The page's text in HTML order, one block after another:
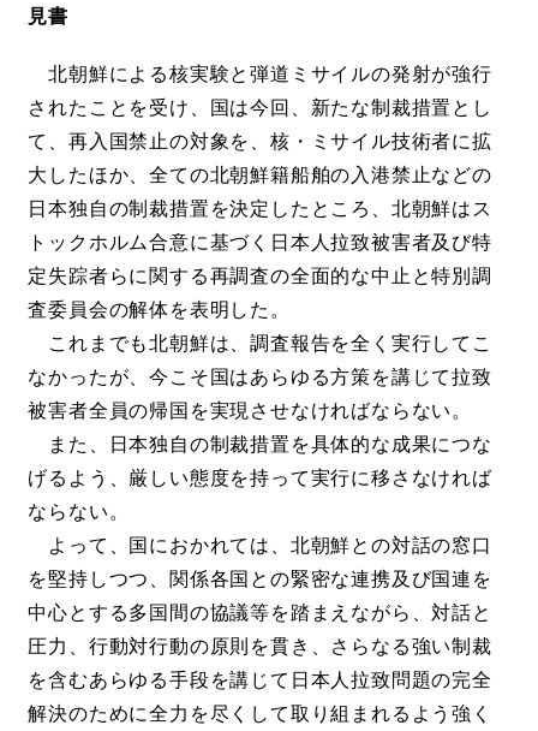
見書
北朝鮮による核実験と弾道ミサイルの発射が強行
されたことを受け、国は今回、新たな制裁措置とし
て、再入国禁止の対象を、核・ミサイル技術者に拡
大したほか、全ての北朝鮮籍船舶の入港禁止などの
日本独自の制裁措置を決定したところ、北朝鮮はス
トックホルム合意に基づく日本人拉致被害者及び特
定失踪者らに関する再調査の全面的な中止と特別調
査委員会の解体を表明した。
これまでも北朝鮮は、調査報告を全く実行してこ
なかったが、今こそ国はあらゆる方策を講じて拉致
被害者全員の帰国を実現させなければならない。
また、日本独自の制裁措置を具体的な成果につな
げるよう、厳しい態度を持って実行に移さなければ
ならない。
よって、国におかれては、北朝鮮との対話の窓口
を堅持しつつ、関係各国との緊密な連携及び国連を
中心とする多国間の協議等を踏まえながら、対話と
圧力、行動対行動の原則を貫き、さらなる強い制裁
を含むあらゆる手段を講じて日本人拉致問題の完全
解決のために全力を尽くして取り組まれるよう強く